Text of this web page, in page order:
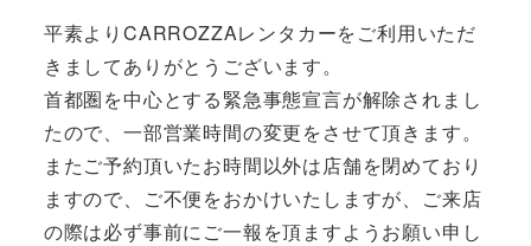
平素よりCARROZZAレンタカーをご利用いただ
きましてありがとうございます。
首都圏を中心とする緊急事態宣言が解除されまし
たので、一部営業時間の変更をさせて頂きます。
またご予約頂いたお時間以外は店舗を閉めており
ますので、ご不便をおかけいたしますが、ご来店
の際は必ず事前にご一報を頂ますようお願い申し